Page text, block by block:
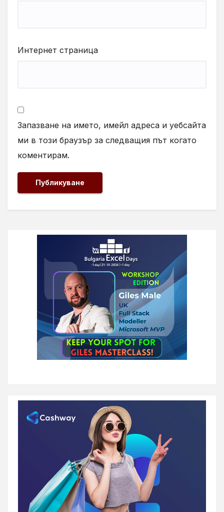
Интернет страница
Запазване на името, имейл адреса и уебсайта
ми в този браузър за следващия път когато
коментирам.